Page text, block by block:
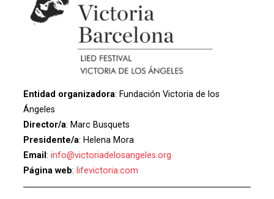
Entidad organizadora: Fundación Victoria de los
Ángeles
Director/a: Marc Busquets
Presidente/a: Helena Mora
Email : info@victoriadelosangeles.org
Página web: lifevictoria.com